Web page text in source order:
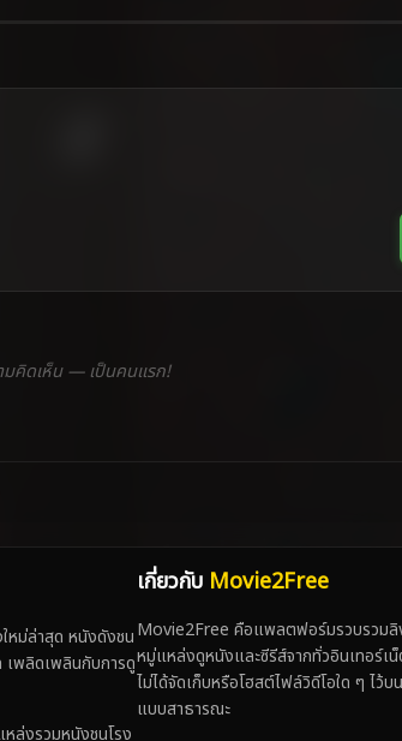
มคิดเห็น — เป็นคนแรก!
หม่ล่าสุด หนังดังชน
พลิดเพลินกับการดู
ล่งรวมหนังชนโรง
เกี่ยวกับ Movie2Free
Movie2Free คือแพลตฟอร์มรวบรวม
หมู่แหล่งดูหนังและซีรีส์จากทั่วอินเทอร์เ
ไม่ได้จัดเก็บหรือโฮสต์ไฟล์วิดีโอใด ๆ ไว้
แบบสาธารณะ